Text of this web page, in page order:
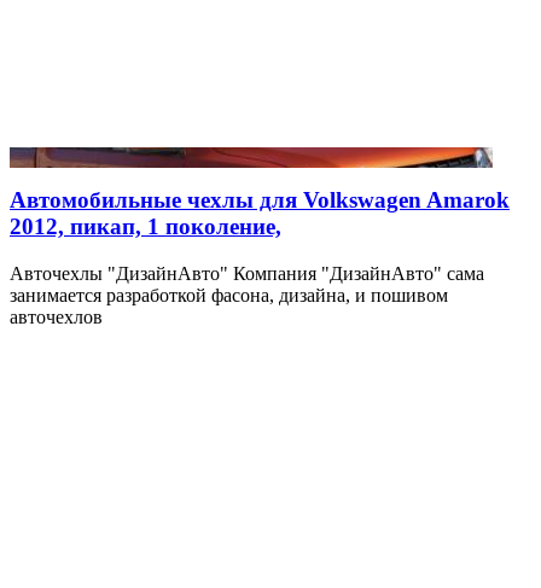
Автомобильные чехлы для Volkswagen Amarok
2012, пикап, 1 поколение,
Авточехлы "ДизайнАвто" Компания "ДизайнАвто" сама
занимается разработкой фасона, дизайна, и пошивом
авточехлов